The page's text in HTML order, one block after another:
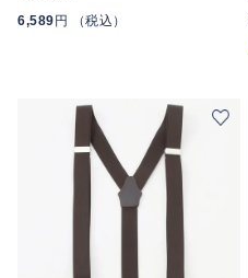
6,589 円 （税込）